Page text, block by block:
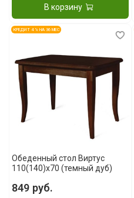
В корзину
КРЕДИТ 4 % НА 36 МЕС
Обеденный стол Виртус
110(140)x70 (темный дуб)
849 руб.